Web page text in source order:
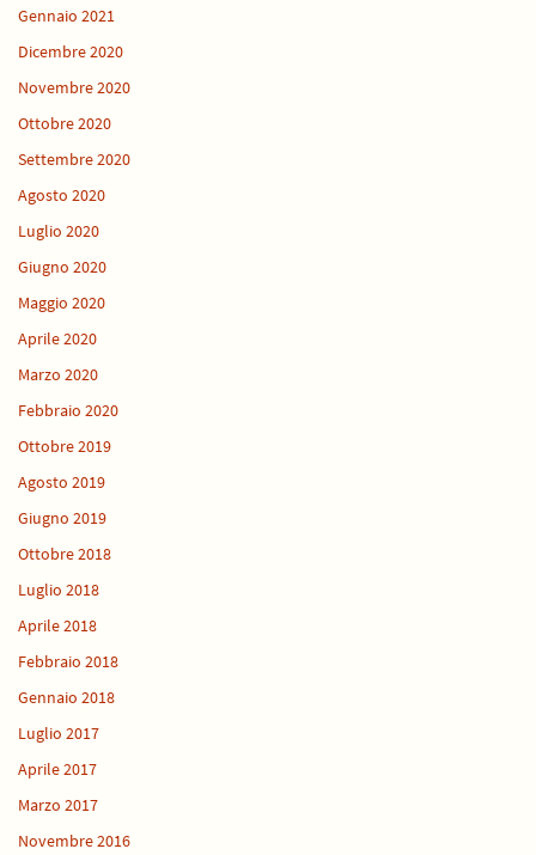
Gennaio 2021
Dicembre 2020
Novembre 2020
Ottobre 2020
Settembre 2020
Agosto 2020
Luglio 2020
Giugno 2020
Maggio 2020
Aprile 2020
Marzo 2020
Febbraio 2020
Ottobre 2019
Agosto 2019
Giugno 2019
Ottobre 2018
Luglio 2018
Aprile 2018
Febbraio 2018
Gennaio 2018
Luglio 2017
Aprile 2017
Marzo 2017
Novembre 2016